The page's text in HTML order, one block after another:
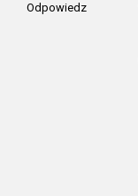
Odpowiedz